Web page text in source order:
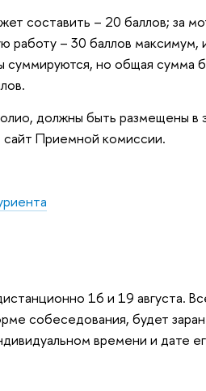
составить – 20 баллов; за
работу – 30 баллов максимум,
но общая сумма
должны быть размещены в
сайт Приемной комиссии.
16 и 19 августа.
собеседования, будет
времени и дате